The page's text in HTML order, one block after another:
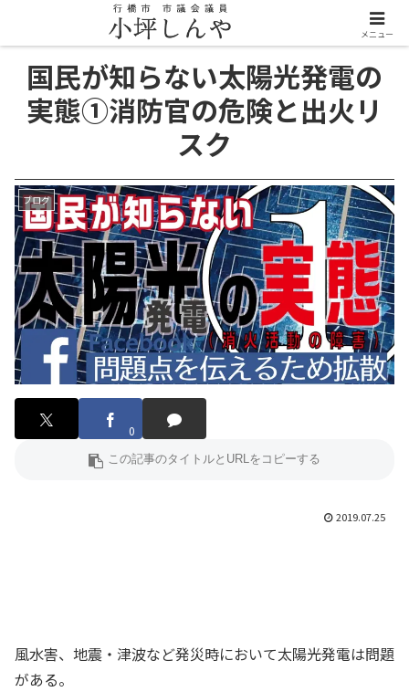
国民が知らない太陽光発電の
実態①消防官の危険と出火リ
スク
ブログ
0
2019.07.25
風水害、地震・津波など発災時において太陽光発電は問題
がある。
メニュー